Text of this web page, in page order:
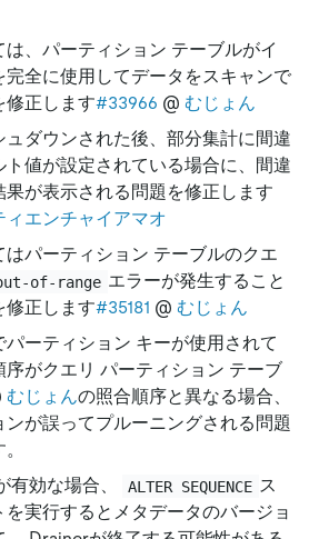
、パーティション テーブルがイ
完全に使用してデータをスキャンで
修正します#33966 @ むじょん
ュダウンされた後、部分集計に間違
ト値が設定されている場合に、間違
果が表示される問題を修正します
ィエンチャイアマオ
はパーティション テーブルのクエ
of-range エラーが発生すること
修正します#35181 @ むじょん
パーティション キーが使用されて
序がクエリ パーティション テーブ
むじょんの照合順序と異なる場合、
ンが誤ってプルーニングされる問題
有効な場合、
ALTER SEQUENCE ス
を実行するとメタデータのバージョ